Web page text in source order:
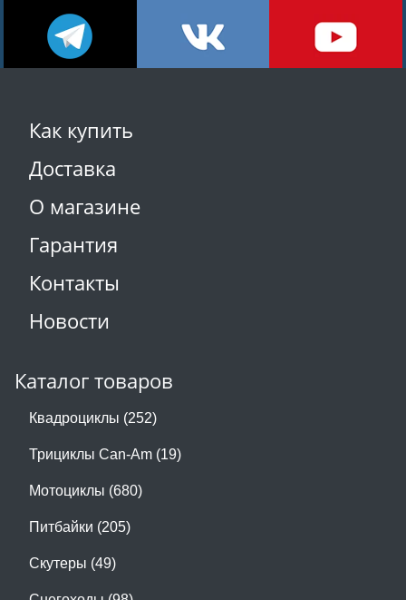
Как купить
Доставка
О магазине
Гарантия
Контакты
Новости
Каталог товаров
Квадроциклы (252)
Трициклы Can-Am (19)
Мотоциклы (680)
Питбайки (205)
Скутеры (49)